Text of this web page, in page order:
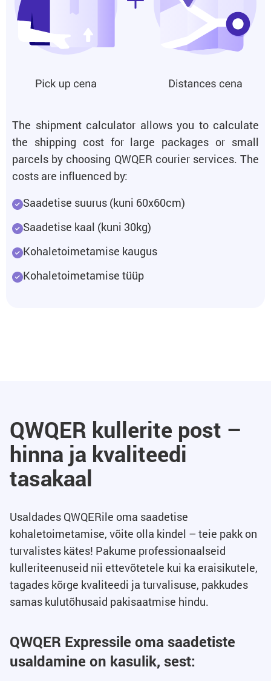
The shipment calculator allows you to calculate
the shipping cost for large packages or small
parcels by choosing QWQER courier services. The
costs are influenced by:
Saadetise suurus (kuni 60x60cm)
Saadetise kaal (kuni 30kg)
Kohaletoimetamise kaugus
Kohaletoimetamise tüüp
QWQER kullerite post –
hinna ja kvaliteedi
tasakaal
Usaldades QWQERile oma saadetise
kohaletoimetamise, võite olla kindel – teie pakk on
turvalistes kätes! Pakume professionaalseid
kulleriteenuseid nii ettevõtetele kui ka eraisikutele,
tagades kõrge kvaliteedi ja turvalisuse, pakkudes
samas kulutõhusaid pakisaatmise hindu.
QWQER Expressile oma saadetiste
usaldamine on kasulik, sest: